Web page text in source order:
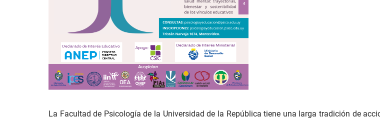
La Facultad de Psicología de la Universidad de la República tiene una larga tradición de